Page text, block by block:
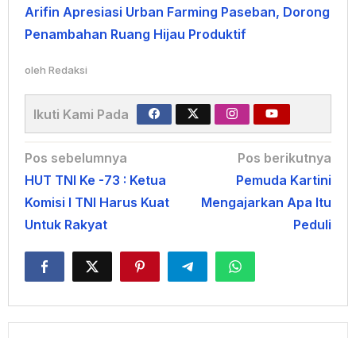
Arifin Apresiasi Urban Farming Paseban, Dorong
Penambahan Ruang Hijau Produktif
oleh Redaksi
Ikuti Kami Pada
Navigasi
pos
Pos sebelumnya
HUT TNI Ke -73 : Ketua
Komisi I TNI Harus Kuat
Untuk Rakyat
Pos berikutnya
Pemuda Kartini
Mengajarkan Apa Itu
Peduli